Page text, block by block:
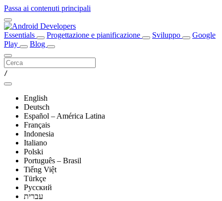
Passa ai contenuti principali
Essentials Progettazione e pianificazione Sviluppo
Google
Play
Blog
/
English
Deutsch
Español – América Latina
Français
Indonesia
Italiano
Polski
Português – Brasil
Tiếng Việt
Türkçe
Русский
עברית